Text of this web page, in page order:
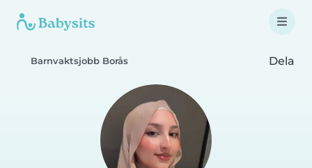
Barnvaktsjobb Borås Dela